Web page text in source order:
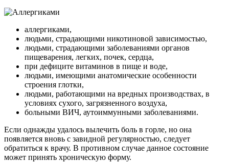
аллергиками,
людьми, страдающими никотиновой зависимостью,
людьми, страдающими заболеваниями органов
пищеварения, легких, почек, сердца,
при дефиците витаминов в пище и воде,
людьми, имеющими анатомические особенности
строения глотки,
людьми, работающими на вредных производствах, в
условиях сухого, загрязненного воздуха,
больными ВИЧ, аутоиммунными заболеваниями.
Если однажды удалось вылечить боль в горле, но она
появляется вновь с завидной регулярностью, следует
обратиться к врачу. В противном случае данное состояние
может принять хроническую форму.